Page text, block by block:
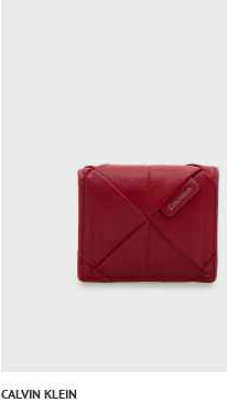
CALVIN KLEIN